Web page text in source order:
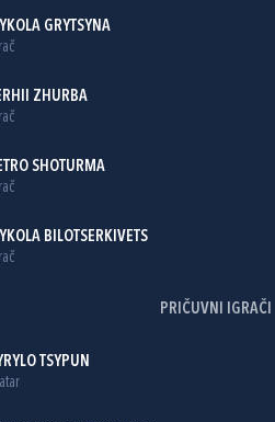
GRYTSYNA
ZHURBA
SHOTURMA
BILOTSERKIVETS
PRIČUVNI IGRAČI
TSYPUN